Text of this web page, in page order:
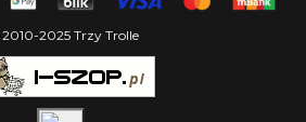
230
1
13
2025 Trzy Trolle